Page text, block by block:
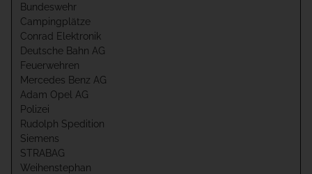
Bundeswehr
Campingplätze
Conrad Elektronik
Deutsche Bahn AG
Feuerwehren
Mercedes Benz AG
Adam Opel AG
Polizei
Rudolph Spedition
Siemens
STRABAG
Weihenstephan